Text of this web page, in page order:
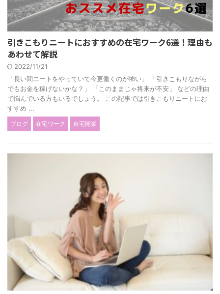
引きこもりニートにおすすめの在宅ワーク6選！理由も
あわせて解説
2022/11/21
「長い間ニートをやっていて今更働くのが怖い」 「引きこもりながら
でもお金を稼げないかな？」 「このままじゃ将来が不安」 などの理由
で悩んでいる方もいるでしょう。 この記事では引きこもりニートにお
すすめ ...
ブログ 在宅ワーク 自宅開業